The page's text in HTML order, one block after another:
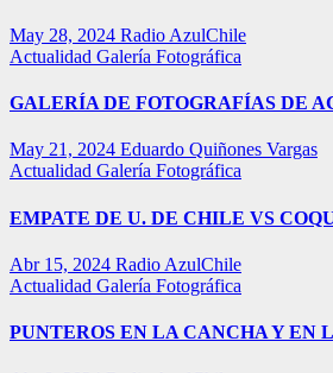
May 28, 2024 Radio AzulChile
Actualidad Galería Fotográfica
GALERÍA DE FOTOGRAFÍAS DE
May 21, 2024 Eduardo Quiñones Vargas
Actualidad Galería Fotográfica
EMPATE DE U. DE CHILE VS
Abr 15, 2024 Radio AzulChile
Actualidad Galería Fotográfica
PUNTEROS EN LA CANCHA Y EN